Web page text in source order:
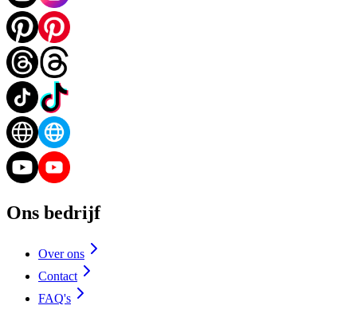
Ons bedrijf
Over ons
Contact
FAQ's